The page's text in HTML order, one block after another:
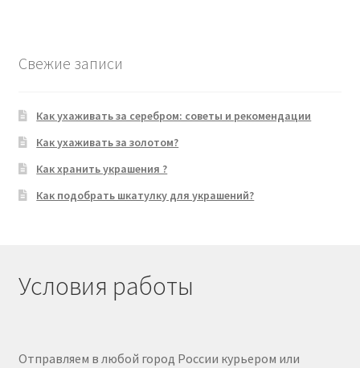
Свежие записи
Как ухаживать за серебром: советы и рекомендации
Как ухаживать за золотом?
Как хранить украшения ?
Как подобрать шкатулку для украшений?
Условия работы
Отправляем в любой город России курьером или